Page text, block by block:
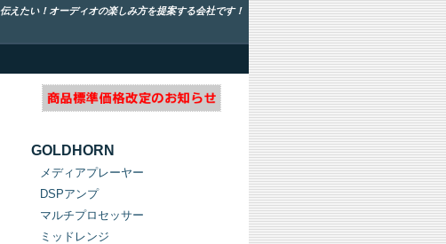
えたい！オーディオの楽しみ方を提案する会社です！
GOLDHORN
メディアプレーヤー
DSPアンプ
マルチプロセッサー
ミッドレンジ